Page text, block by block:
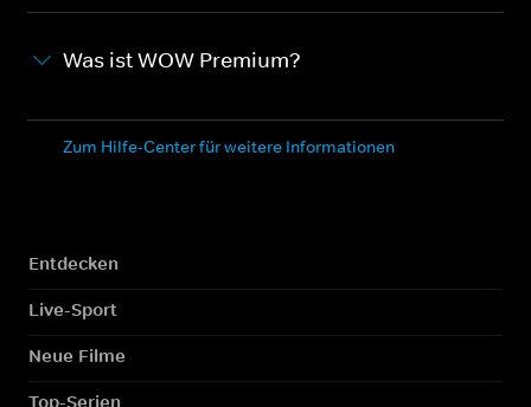
Was ist WOW Premium?
Zum Hilfe-Center für weitere Informationen
Entdecken
Live-Sport
Neue Filme
Top-Serien